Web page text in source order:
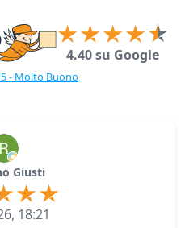
4.40 su Google
- Molto Buono
Giusti
18:21